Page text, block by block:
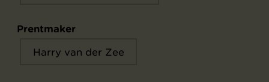
Prentmaker
Harry van der Zee